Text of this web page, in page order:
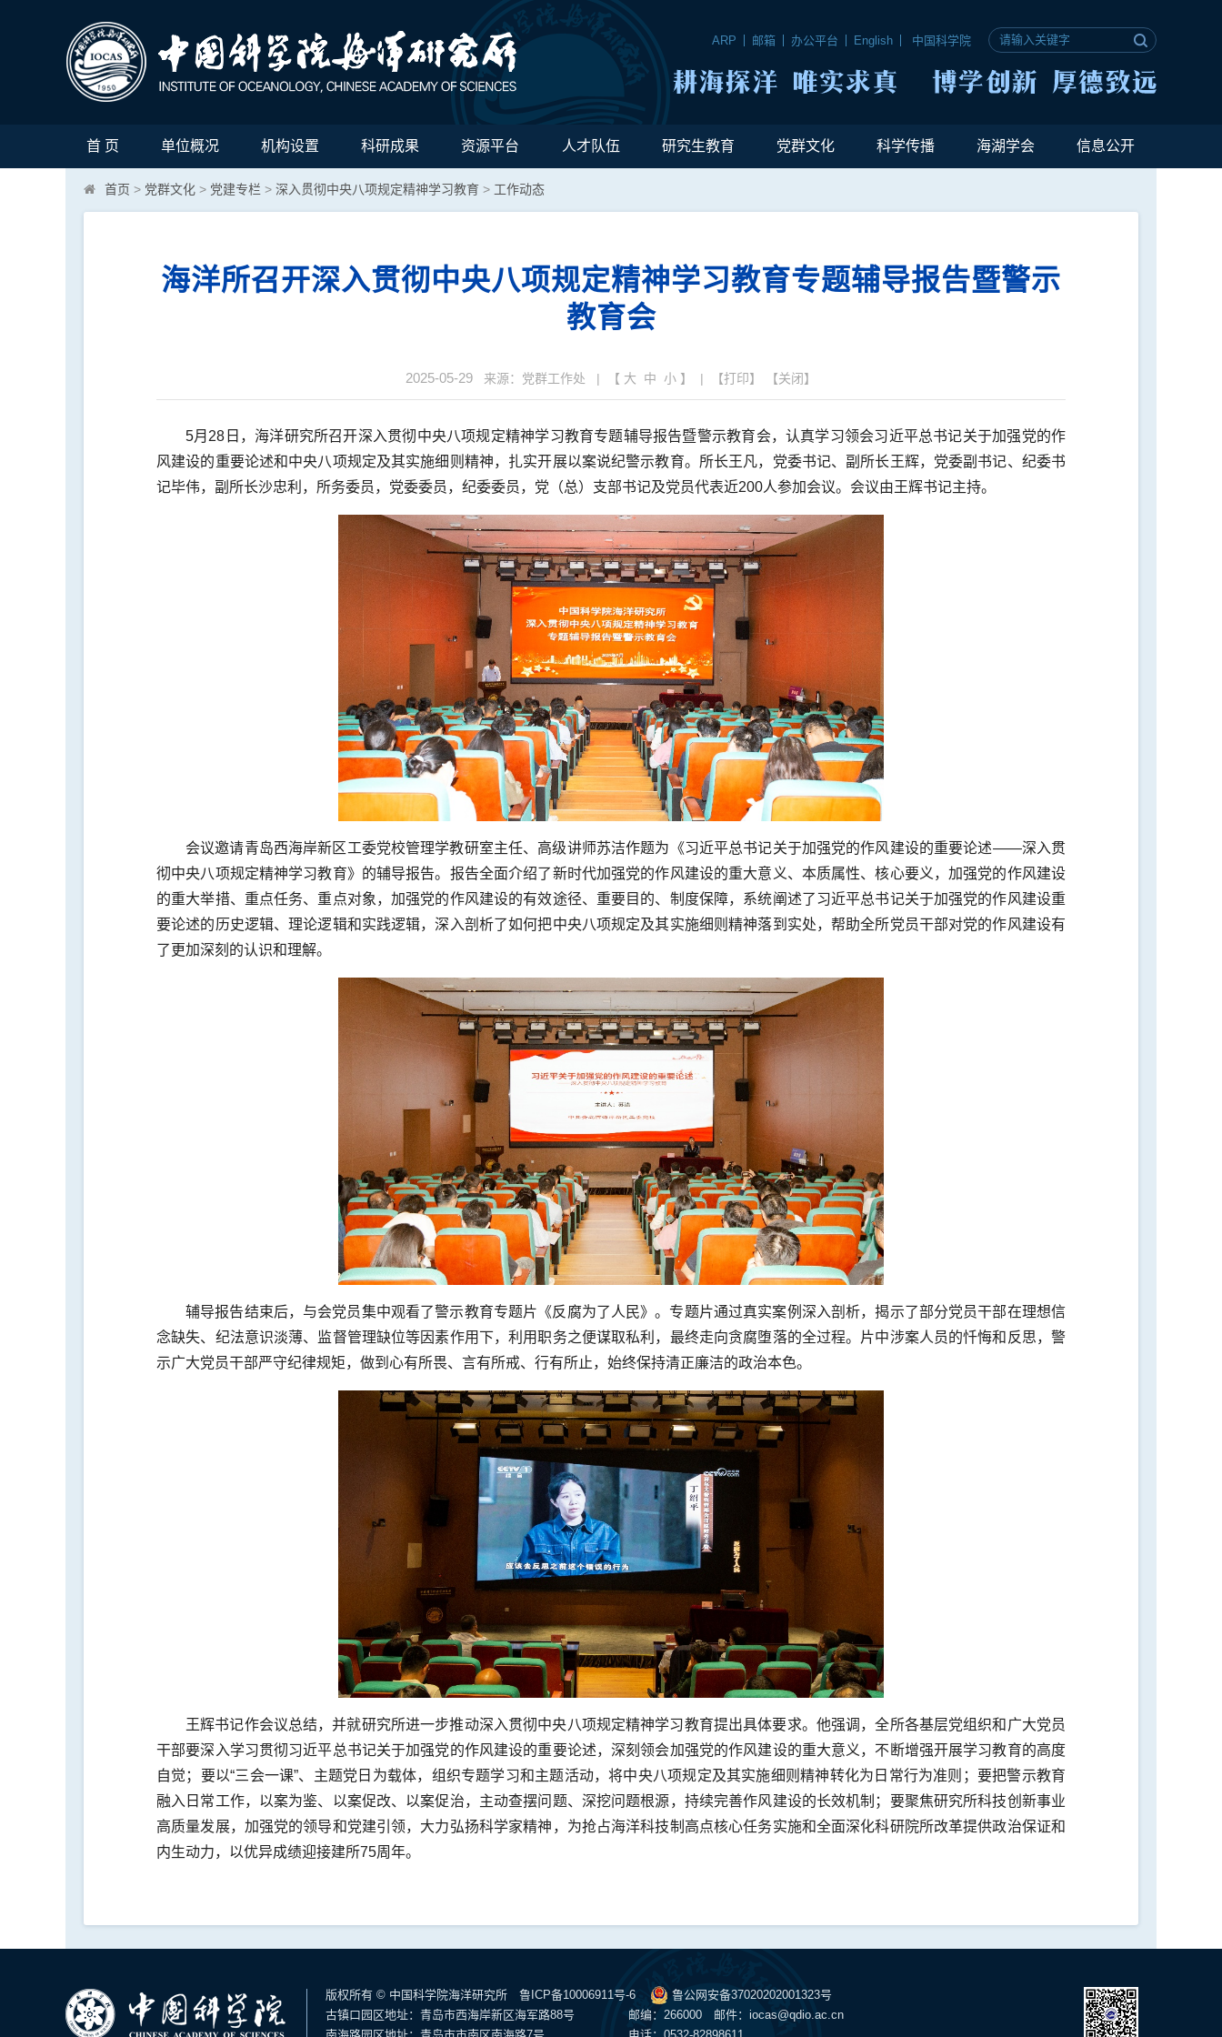
ARP 邮箱 办公平台 English 中国科学院
首 页 单位概况 机构设置 科研成果 资源平台 人才队伍 研究生教育 党群文化 科学传播 海湖学会 信息公开
首页 > 党群文化 > 党建专栏 > 深入贯彻中央八项规定精神学习教育 > 工作动态
海洋所召开深入贯彻中央八项规定精神学习教育专题辅导报告暨警示
教育会
2025-05-29 来源：党群工作处 | 【 大 中 小 】 | 【打印】 【关闭】
5月28日，海洋研究所召开深入贯彻中央八项规定精神学习教育专题辅导报告暨警示教育会，认真学习领会习近平总书记关于加强党的作
风建设的重要论述和中央八项规定及其实施细则精神，扎实开展以案说纪警示教育。所长王凡，党委书记、副所长王辉，党委副书记、纪委书
记毕伟，副所长沙忠利，所务委员，党委委员，纪委委员，党（总）支部书记及党员代表近200人参加会议。会议由王辉书记主持。
会议邀请青岛西海岸新区工委党校管理学教研室主任、高级讲师苏洁作题为《习近平总书记关于加强党的作风建设的重要论述——深入贯
彻中央八项规定精神学习教育》的辅导报告。报告全面介绍了新时代加强党的作风建设的重大意义、本质属性、核心要义，加强党的作风建设
的重大举措、重点任务、重点对象，加强党的作风建设的有效途径、重要目的、制度保障，系统阐述了习近平总书记关于加强党的作风建设重
要论述的历史逻辑、理论逻辑和实践逻辑，深入剖析了如何把中央八项规定及其实施细则精神落到实处，帮助全所党员干部对党的作风建设有
了更加深刻的认识和理解。
辅导报告结束后，与会党员集中观看了警示教育专题片《反腐为了人民》。专题片通过真实案例深入剖析，揭示了部分党员干部在理想信
念缺失、纪法意识淡薄、监督管理缺位等因素作用下，利用职务之便谋取私利，最终走向贪腐堕落的全过程。片中涉案人员的忏悔和反思，警
示广大党员干部严守纪律规矩，做到心有所畏、言有所戒、行有所止，始终保持清正廉洁的政治本色。
王辉书记作会议总结，并就研究所进一步推动深入贯彻中央八项规定精神学习教育提出具体要求。他强调，全所各基层党组织和广大党员
干部要深入学习贯彻习近平总书记关于加强党的作风建设的重要论述，深刻领会加强党的作风建设的重大意义，不断增强开展学习教育的高度
自觉；要以“三会一课”、主题党日为载体，组织专题学习和主题活动，将中央八项规定及其实施细则精神转化为日常行为准则；要把警示教育
融入日常工作，以案为鉴、以案促改、以案促治，主动查摆问题、深挖问题根源，持续完善作风建设的长效机制；要聚焦研究所科技创新事业
高质量发展，加强党的领导和党建引领，大力弘扬科学家精神，为抢占海洋科技制高点核心任务实施和全面深化科研院所改革提供政治保证和
内生动力，以优异成绩迎接建所75周年。
版权所有 © 中国科学院海洋研究所 鲁ICP备10006911号-6
鲁公网安备37020202001323号
古镇口园区地址：青岛市西海岸新区海军路88号
邮编：266000 邮件： iocas@qdio.ac.cn